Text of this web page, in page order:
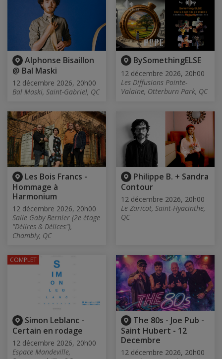
Alphonse Bisaillon
@ Bal Maski
12 décembre 2026, 20h00
Bal Maski, Saint-Gabriel, QC
BySomethingELSE
12 décembre 2026, 20h00
Les Diffusions Pointe-
Valaine, Otterburn Park, QC
Les Bois Francs -
Hommage à
Harmonium
12 décembre 2026, 20h00
Salle Gaby Bernier (2e étage
"Délires & Délices"),
Chambly, QC
Philippe B. + Sandra
Contour
12 décembre 2026, 20h00
Le Zaricot, Saint-Hyacinthe,
QC
Simon Leblanc -
Certain en rodage
12 décembre 2026, 20h00
Espace Mandeville,
COMPLET
The 80s - Joe Pub -
Saint Hubert - 12
Decembre
12 décembre 2026, 20h00